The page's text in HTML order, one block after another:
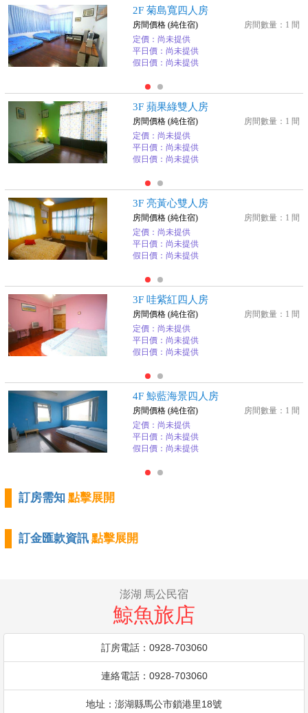
2F 菊島寬四人房
房間數量：1 間
房間價格 (純住宿)
定價：尚未提供
平日價：尚未提供
假日價：尚未提供
3F 蘋果綠雙人房
房間數量：1 間
房間價格 (純住宿)
定價：尚未提供
平日價：尚未提供
假日價：尚未提供
3F 亮黃心雙人房
房間數量：1 間
房間價格 (純住宿)
定價：尚未提供
平日價：尚未提供
假日價：尚未提供
3F 哇紫紅四人房
房間數量：1 間
房間價格 (純住宿)
定價：尚未提供
平日價：尚未提供
假日價：尚未提供
4F 鯨藍海景四人房
房間數量：1 間
房間價格 (純住宿)
定價：尚未提供
平日價：尚未提供
假日價：尚未提供
訂房需知 點擊展開
訂金匯款資訊 點擊展開
澎湖 馬公民宿
鯨魚旅店
訂房電話：0928-703060
連絡電話：0928-703060
地址：澎湖縣馬公市鎖港里18號